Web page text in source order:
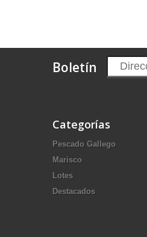
Boletín
Categorías
Pescado Gallego
Marisco
Lotes
Destacados